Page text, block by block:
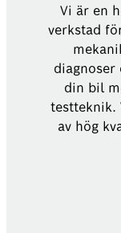
Vi är en
verkstad
din bil
testteknik.
av hög